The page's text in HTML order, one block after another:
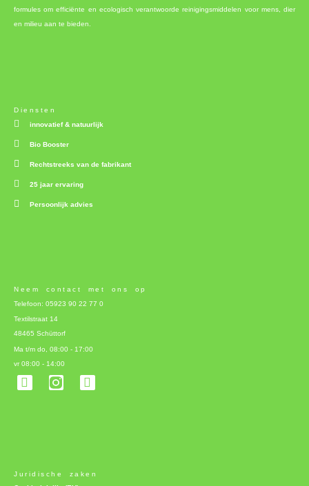
formules om efficiënte en ecologisch verantwoorde reinigingsmiddelen voor mens, dier
en milieu aan te bieden.
Diensten
innovatief & natuurlijk
Bio Booster
Rechtstreeks van de fabrikant
25 jaar ervaring
Persoonlijk advies
Neem contact met ons op
Telefoon: 05923 90 22 77 0
Textilstraat 14
48465 Schüttorf
Ma t/m do, 08:00 - 17:00
vr 08:00 - 14:00
F
a
-
L
i
Juridische zaken